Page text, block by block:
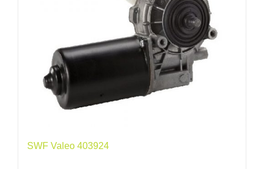
SWF Valeo 403924